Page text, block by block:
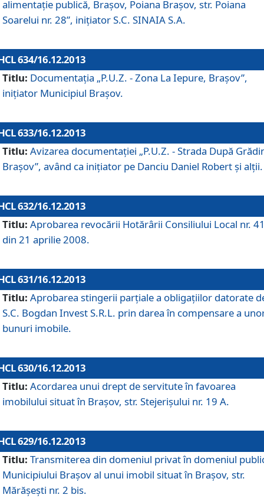
alimentaţie publică, Braşov, Poiana Braşov, str. Poiana
Soarelui nr. 28”, iniţiator S.C. SINAIA S.A.
634/16.12.2013
Titlu: Documentaţia „P.U.Z. - Zona La Iepure, Braşov”,
iniţiator Municipiul Braşov.
633/16.12.2013
Titlu: Avizarea documentaţiei „P.U.Z. - Strada După
Braşov”, având ca iniţiator pe Danciu Daniel Robert şi alţii.
632/16.12.2013
Titlu: Aprobarea revocării Hotărârii Consiliului Local nr.
din 21 aprilie 2008.
631/16.12.2013
Titlu: Aprobarea stingerii parţiale a obligaţiilor datorate
S.C. Bogdan Invest S.R.L. prin darea în compensare a
bunuri imobile.
630/16.12.2013
Titlu: Acordarea unui drept de servitute în favoarea
imobilului situat în Braşov, str. Stejerişului nr. 19 A.
629/16.12.2013
Titlu: Transmiterea din domeniul privat în domeniul
Municipiului Braşov al unui imobil situat în Braşov, str.
Mărăşeşti nr. 2 bis.